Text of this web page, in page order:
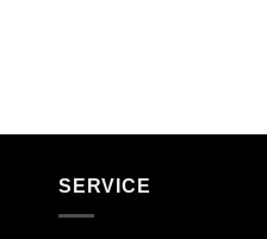
SERVICE